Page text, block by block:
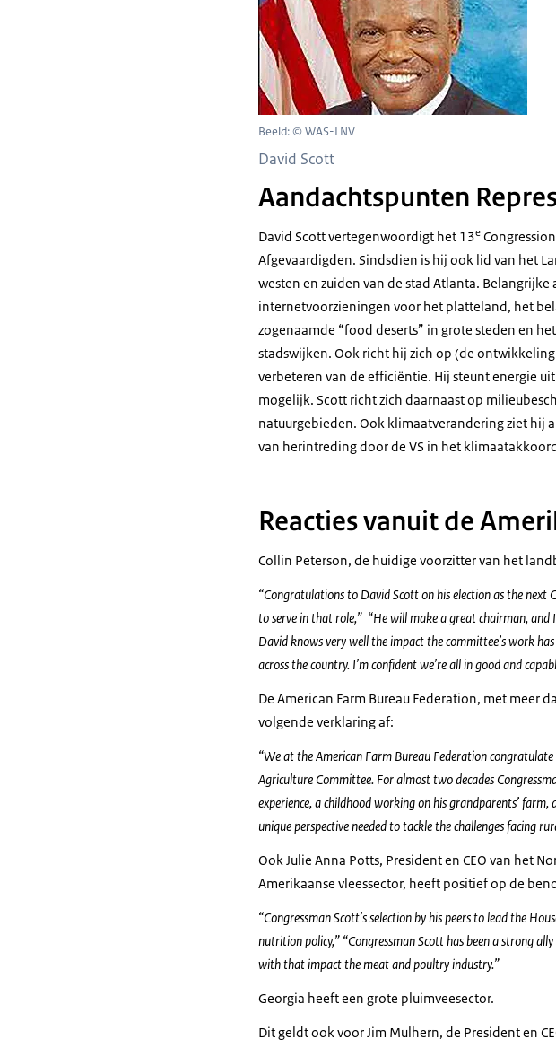
Beeld: © WAS-LNV
David Scott
Aandachtspunten
David Scott vertegenwoordigt het 13e
Afgevaardigden. Sindsdien is hij ook lid van het
westen en zuiden van de stad Atlanta.
internetvoorzieningen voor het platteland, het
zogenaamde “food deserts” in grote steden en
stadswijken. Ook richt hij zich op (de
verbeteren van de efficiëntie. Hij steunt energie
mogelijk. Scott richt zich daarnaast op
natuurgebieden. Ook klimaatverandering ziet hij
van herintreding door de VS in het
Reacties vanuit de
Collin Peterson, de huidige voorzitter van het
“Congratulations to David Scott on his election as the
to serve in that role,” “He will make a great chairman, and
David knows very well the impact the committee’s work
across the country. I’m confident we’re all in good and
De American Farm Bureau Federation, met meer
volgende verklaring af:
“We at the American Farm Bureau Federation
Agriculture Committee. For almost two decades
experience, a childhood working on his grandparents’
unique perspective needed to tackle the challenges facing
Ook Julie Anna Potts, President en CEO van het
Amerikaanse vleessector, heeft positief op de
“Congressman Scott’s selection by his peers to lead the
nutrition policy,” “Congressman Scott has been a strong
with that impact the meat and poultry industry.”
Georgia heeft een grote pluimveesector.
Dit geldt ook voor Jim Mulhern, de President en